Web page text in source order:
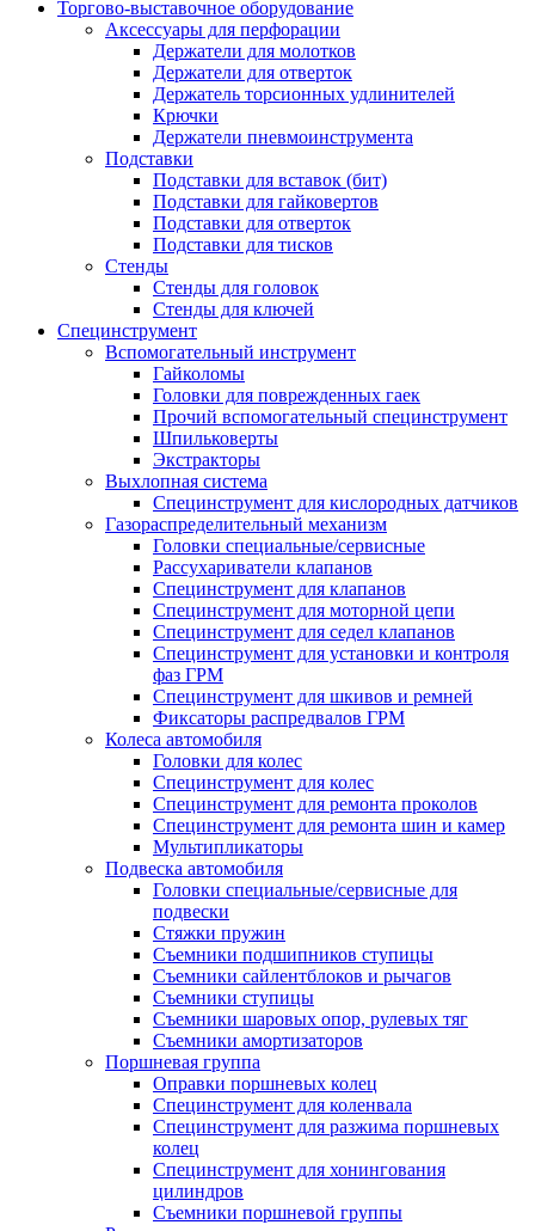
Торгово-выставочное оборудование
Аксессуары для перфорации
Держатели для молотков
Держатели для отверток
Держатель торсионных удлинителей
Крючки
Держатели пневмоинструмента
Подставки
Подставки для вставок (бит)
Подставки для гайковертов
Подставки для отверток
Подставки для тисков
Стенды
Стенды для головок
Стенды для ключей
Специнструмент
Вспомогательный инструмент
Гайколомы
Головки для поврежденных гаек
Прочий вспомогательный специнструмент
Шпильковерты
Экстракторы
Выхлопная система
Специнструмент для кислородных датчиков
Газораспределительный механизм
Головки специальные/сервисные
Рассухариватели клапанов
Специнструмент для клапанов
Специнструмент для моторной цепи
Специнструмент для седел клапанов
Специнструмент для установки и контроля
фаз ГРМ
Специнструмент для шкивов и ремней
Фиксаторы распредвалов ГРМ
Колеса автомобиля
Головки для колес
Специнструмент для колес
Специнструмент для ремонта проколов
Специнструмент для ремонта шин и камер
Мультипликаторы
Подвеска автомобиля
Головки специальные/сервисные для
подвески
Стяжки пружин
Съемники подшипников ступицы
Съемники сайлентблоков и рычагов
Съемники ступицы
Съемники шаровых опор, рулевых тяг
Съемники амортизаторов
Поршневая группа
Оправки поршневых колец
Специнструмент для коленвала
Специнструмент для разжима поршневых
колец
Специнструмент для хонингования
цилиндров
Съемники поршневой группы